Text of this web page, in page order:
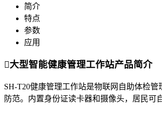
简介
特点
参数
应用
大型智能健康管理工作站产品简介
SH-T20健康管理工作站是物联网自助体检
防范。内置身份证读卡器和摄像头，居民可